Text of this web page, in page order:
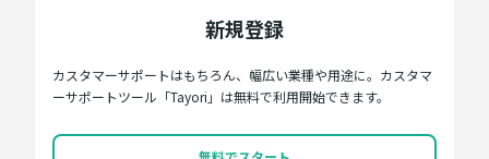
新規登録
カスタマーサポートはもちろん、幅広い業種や用途に。カスタマ
ーサポートツール「Tayori」は無料で利用開始できます。